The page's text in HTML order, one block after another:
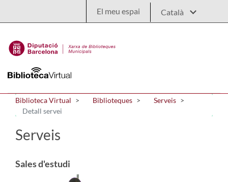
El meu espai
Biblioteca Virtual Biblioteques
Serveis
Detall servei
Serveis
Sales d'estudi